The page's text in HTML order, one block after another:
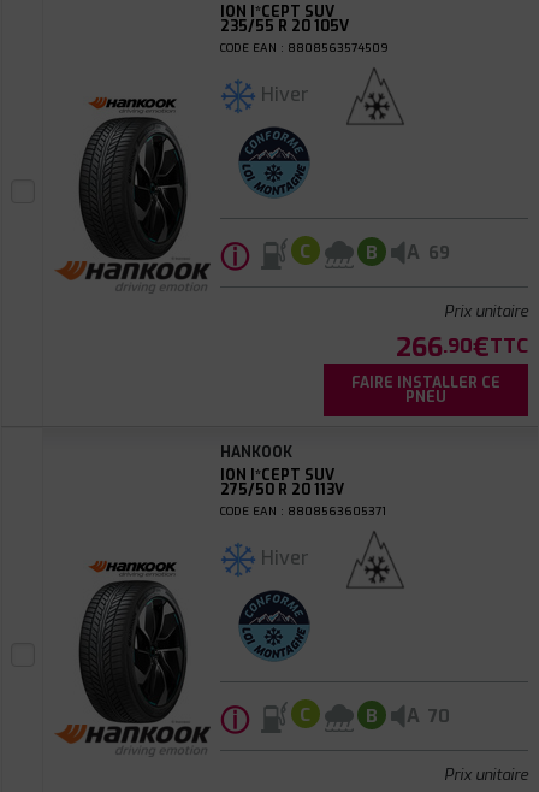
ION I*CEPT SUV
235/55 R 20 105V
CODE EAN : 8808563574509
Hiver
ⓘ C B A 69
Prix unitaire
266.90€TTC
FAIRE INSTALLER CE
PNEU
HANKOOK
ION I*CEPT SUV
275/50 R 20 113V
CODE EAN : 8808563605371
Hiver
ⓘ C B A 70
Prix unitaire